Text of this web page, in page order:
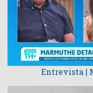
Entrevista |